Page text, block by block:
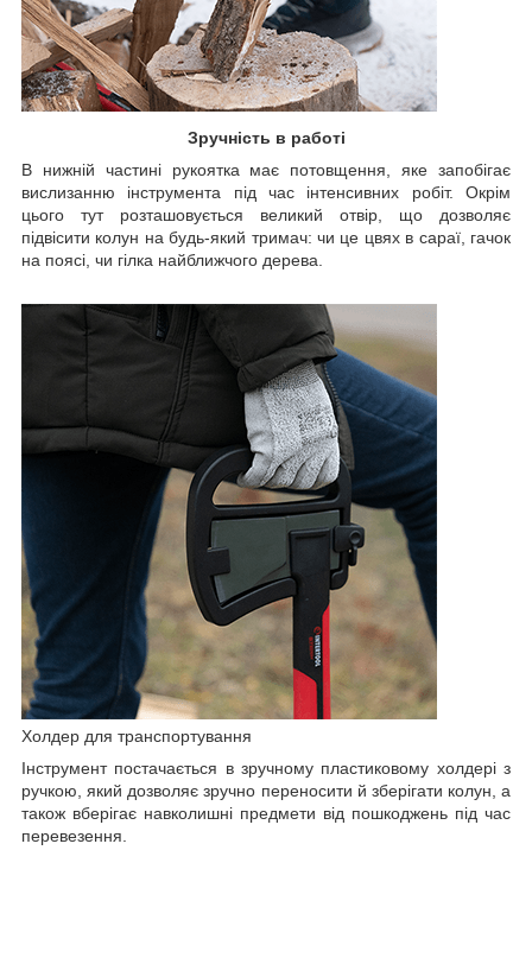
Зручність в работі
В нижній частині рукоятка має потовщення, яке запобігає
вислизанню інструмента під час інтенсивних робіт. Окрім
цього тут розташовується великий отвір, що дозволяє
підвісити колун на будь-який тримач: чи це цвях в сараї, гачок
на поясі, чи гілка найближчого дерева.
Холдер для транспортування
Інструмент постачається в зручному пластиковому холдері з
ручкою, який дозволяє зручно переносити й зберігати колун, а
також вберігає навколишні предмети від пошкоджень під час
перевезення.